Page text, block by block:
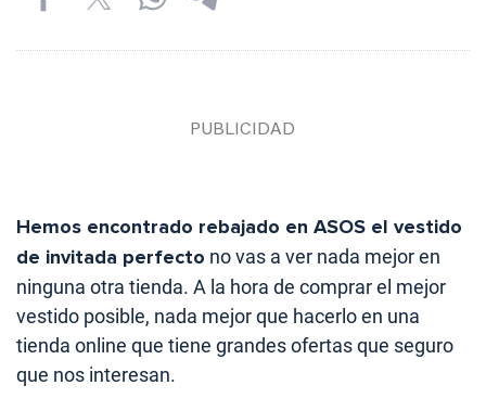
Hemos encontrado rebajado en ASOS el vestido
de invitada perfecto no vas a ver nada mejor en
ninguna otra tienda. A la hora de comprar el mejor
vestido posible, nada mejor que hacerlo en una
tienda online que tiene grandes ofertas que seguro
que nos interesan.